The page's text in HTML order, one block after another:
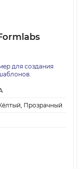
для создания
Прозрачный